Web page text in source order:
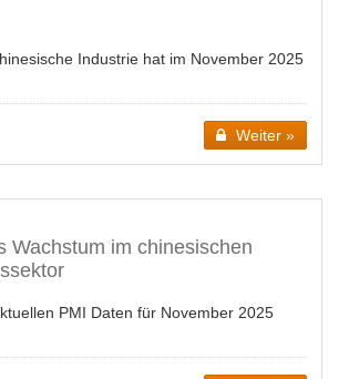
Industrie hat im November 2025
Weiter »
Wachstum im chinesischen
PMI Daten für November 2025